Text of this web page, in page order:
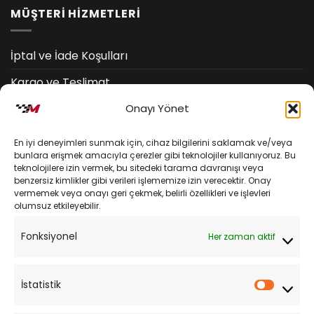
Onayı Yönet
En iyi deneyimleri sunmak için, cihaz bilgilerini saklamak ve/veya
bunlara erişmek amacıyla çerezler gibi teknolojiler kullanıyoruz. Bu
teknolojilere izin vermek, bu sitedeki tarama davranışı veya
benzersiz kimlikler gibi verileri işlememize izin verecektir. Onay
vermemek veya onayı geri çekmek, belirli özellikleri ve işlevleri
olumsuz etkileyebilir.
Fonksiyonel Her zaman aktif
İstatistik
MÜŞTERİ HİZMETLERİ
İptal ve İade Koşulları
Kargo ve Teslimat
Kişisel Verilerin Korunması
Mesafeli Satış Sözleşmesi
YARDIM
Sipariş Takibi